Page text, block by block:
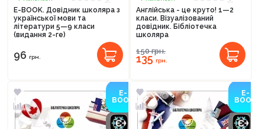
E-BOOK. Довідник школяра з
української мови та
літератури 5—9 класи
(видання 2-ге)
96 грн.
Англійська - це круто! 1—2
класи. Візуалізований
довідник. Бібліотечка
школяра
150грн.
135грн.
E-
BOOK
E-
BOOK